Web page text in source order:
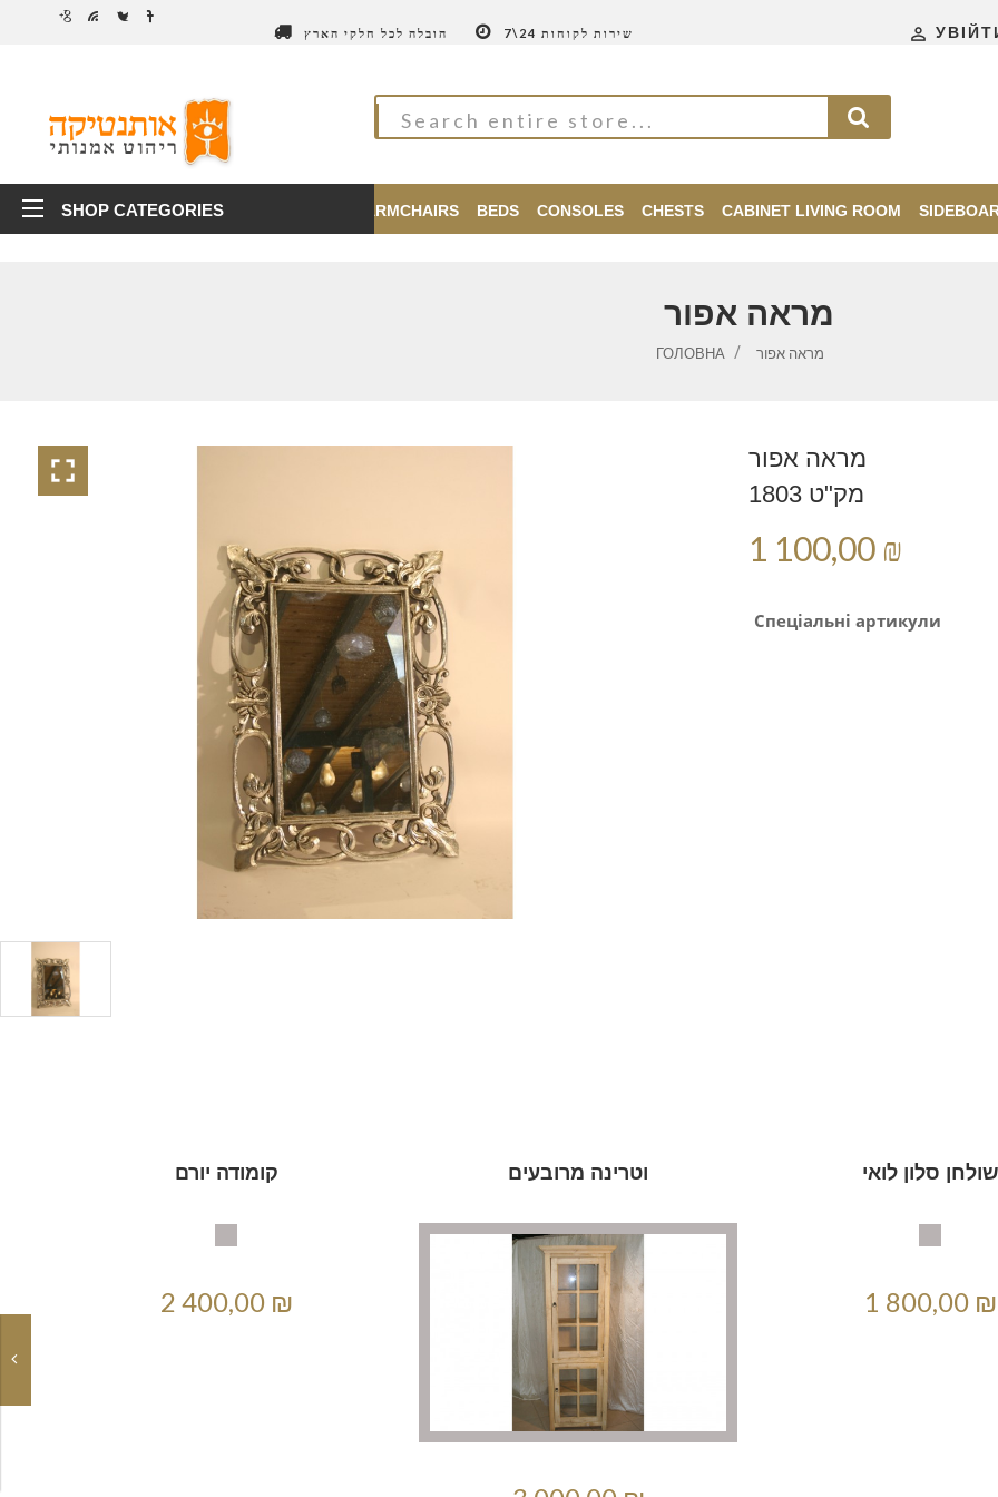
הובלה לכל חלקי הארץ שירות לקוחות 24\7 
TABLES ARMCHAIRS BEDS CONSOLES CHESTS CABINET LIVING ROOM
SHOP CATEGORIES
מראה אפור
ГОЛОВНА מראה אפור

מראה אפור
מק"ט 1803
1 100,00 ₪
Спеціальні артикули
קומודה יורם
2 400,00 ₪
וטרינה מרובעים שולחן סלון לואי
1 800,00 ₪